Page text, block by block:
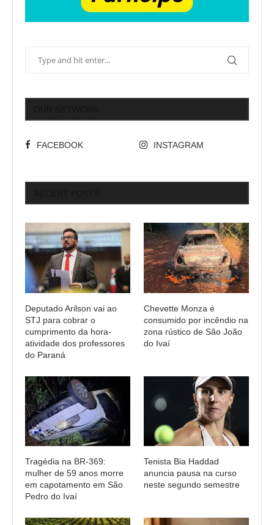
FACEBOOK INSTAGRAM
Deputado Arilson vai ao
STJ para cobrar o
cumprimento da hora-
atividade dos professores
do Paraná
Chevette Monza é
consumido por incêndio na
zona rústico de São João
do Ivaí
Tragédia na BR-369:
mulher de 59 anos morre
em capotamento em São
Pedro do Ivaí
Tenista Bia Haddad
anuncia pausa na curso
neste segundo semestre